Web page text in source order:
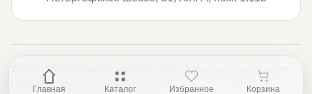
Главная Каталог Избранное Корзина
2026 © Официальный магазин ASKO
Правовая информация
Политика конфиденциальности